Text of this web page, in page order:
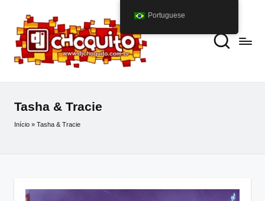
Tasha & Tracie
Início » Tasha & Tracie
Portuguese